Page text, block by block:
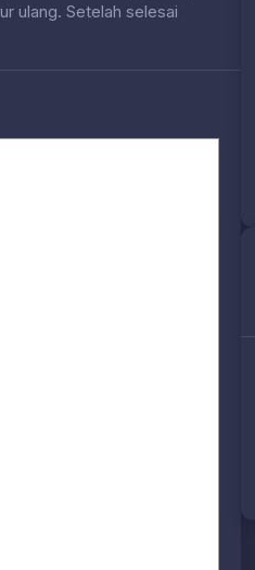
ulang. Setelah selesai